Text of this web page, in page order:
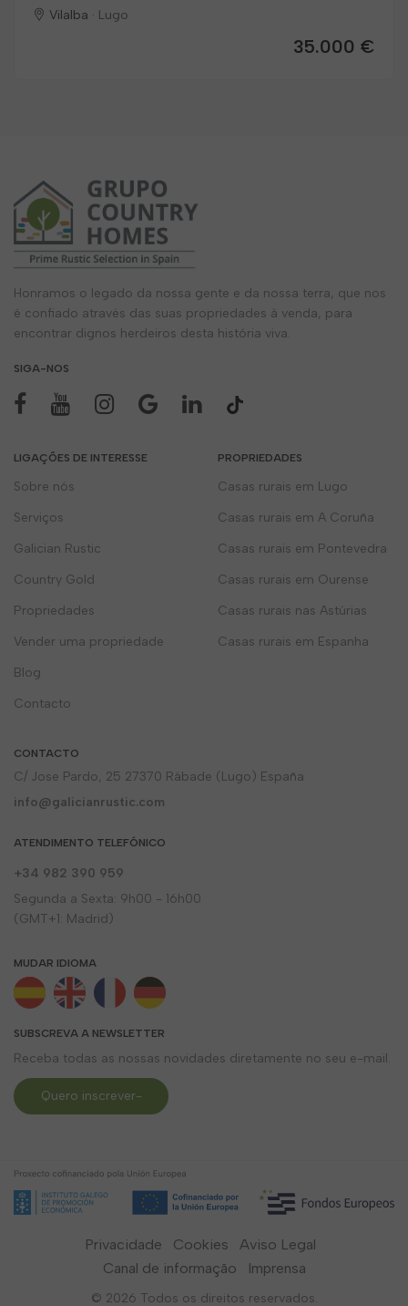
Vilalba · Lugo
35.000 €
Honramos o legado da nossa gente e da nossa terra, que nos
é confiado através das suas propriedades à venda, para
encontrar dignos herdeiros desta história viva.
SIGA-NOS
LIGAÇÕES DE INTERESSE
Sobre nós
Serviços
Galician Rustic
Country Gold
Propriedades
Vender uma propriedade
Blog
Contacto
PROPRIEDADES
Casas rurais em Lugo
Casas rurais em A Coruña
Casas rurais em Pontevedra
Casas rurais em Ourense
Casas rurais nas Astúrias
Casas rurais em Espanha
CONTACTO
C/ Jose Pardo, 25 27370 Rábade (Lugo) España
info@galicianrustic.com
ATENDIMENTO TELEFÓNICO
+34 982 390 959
Segunda a Sexta: 9h00 - 16h00
(GMT+1: Madrid)
MUDAR IDIOMA
SUBSCREVA A NEWSLETTER
Receba todas as nossas novidades diretamente no seu e-mail.
Quero inscrever-
me
Privacidade Cookies
Aviso Legal
Canal de informação
Imprensa
© 2026 Todos os direitos reservados.